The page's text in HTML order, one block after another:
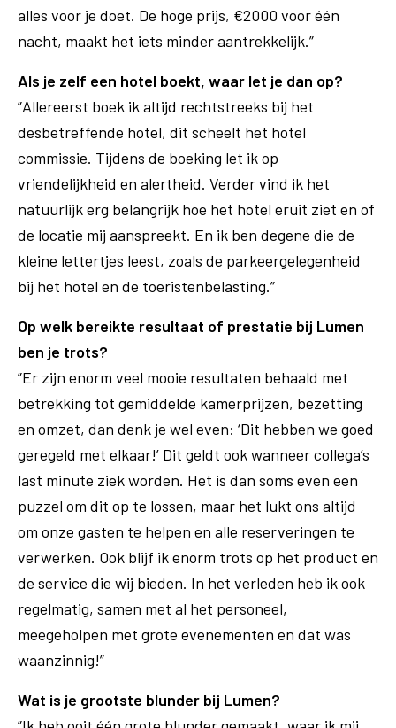
alles voor je doet. De hoge prijs, €2000 voor één
nacht, maakt het iets minder aantrekkelijk.”
Als je zelf een hotel boekt, waar let je dan op?
”Allereerst boek ik altijd rechtstreeks bij het
desbetreffende hotel, dit scheelt het hotel
commissie. Tijdens de boeking let ik op
vriendelijkheid en alertheid. Verder vind ik het
natuurlijk erg belangrijk hoe het hotel eruit ziet en of
de locatie mij aanspreekt. En ik ben degene die de
kleine lettertjes leest, zoals de parkeergelegenheid
bij het hotel en de toeristenbelasting.”
Op welk bereikte resultaat of prestatie bij Lumen
ben je trots?
”Er zijn enorm veel mooie resultaten behaald met
betrekking tot gemiddelde kamerprijzen, bezetting
en omzet, dan denk je wel even: ‘Dit hebben we goed
geregeld met elkaar!’ Dit geldt ook wanneer collega’s
last minute ziek worden. Het is dan soms even een
puzzel om dit op te lossen, maar het lukt ons altijd
om onze gasten te helpen en alle reserveringen te
verwerken. Ook blijf ik enorm trots op het product en
de service die wij bieden. In het verleden heb ik ook
regelmatig, samen met al het personeel,
meegeholpen met grote evenementen en dat was
waanzinnig!”
Wat is je grootste blunder bij Lumen?